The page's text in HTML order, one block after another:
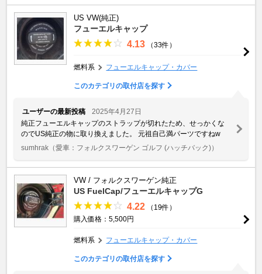
US VW(純正)
フューエルキャップ
4.13 （33件）
燃料系 フューエルキャップ・カバー
このカテゴリの取付店を探す
ユーザーの最新投稿
2025年4月27日
純正フューエルキャップのストラップが切れたため、せっかくな
のでUS純正の物に取り換えました。 元祖自己満パーツですねw
sumhrak （愛車：フォルクスワーゲン ゴルフ (ハッチバック)）
VW / フォルクスワーゲン純正
US FuelCap/フューエルキャップG
4.22
（19件）
購入価格：5,500円
燃料系 フューエルキャップ・カバー
このカテゴリの取付店を探す